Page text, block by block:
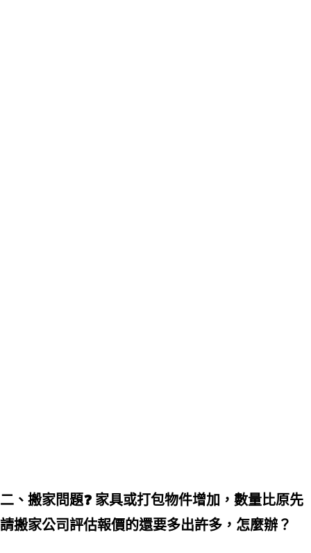
二、搬家問題❓ 家具或打包物件增加，數量比原先
請搬家公司評估報價的還要多出許多，怎麼辦？